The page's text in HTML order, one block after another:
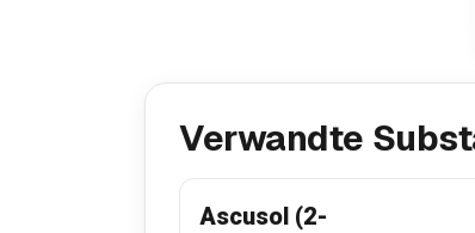
Verwandte
Ascusol (2-